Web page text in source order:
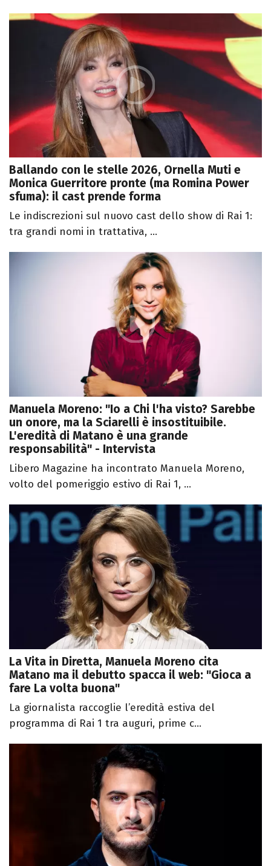
Ballando con le stelle 2026, Ornella Muti e
Monica Guerritore pronte (ma Romina Power
sfuma): il cast prende forma
Le indiscrezioni sul nuovo cast dello show di Rai 1:
tra grandi nomi in trattativa, ...
Manuela Moreno: "Io a Chi l'ha visto? Sarebbe
un onore, ma la Sciarelli è insostituibile.
L'eredità di Matano è una grande
responsabilità" - Intervista
Libero Magazine ha incontrato Manuela Moreno,
volto del pomeriggio estivo di Rai 1, ...
La Vita in Diretta, Manuela Moreno cita
Matano ma il debutto spacca il web: "Gioca a
fare La volta buona"
La giornalista raccoglie l’eredità estiva del
programma di Rai 1 tra auguri, prime c...